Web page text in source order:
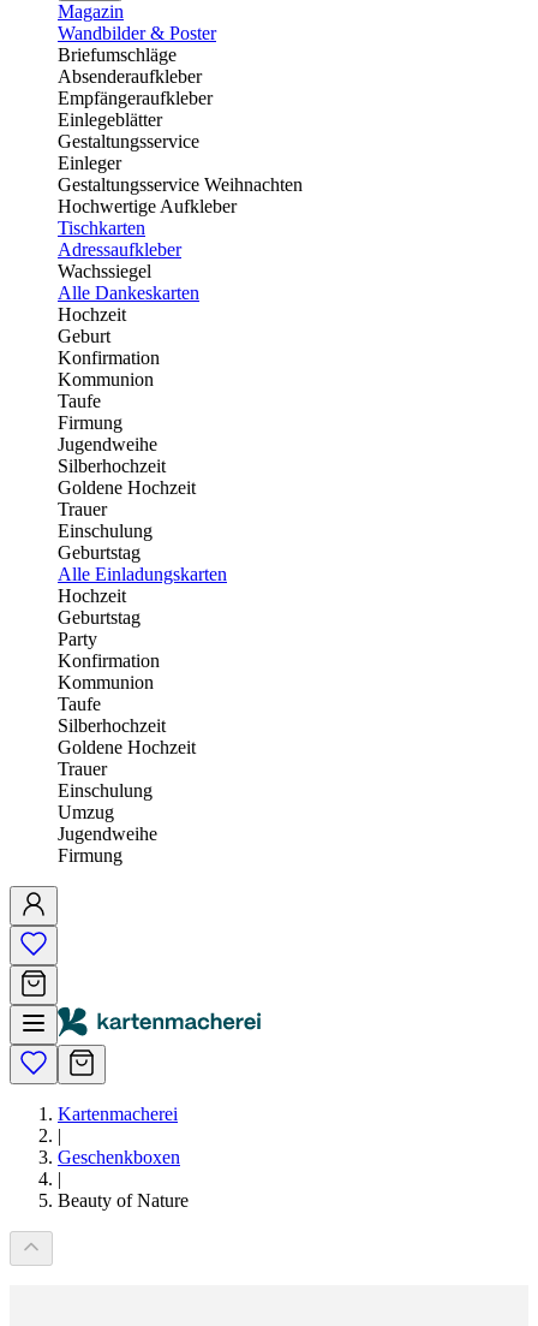
Magazin
Wandbilder & Poster
Briefumschläge
Absenderaufkleber
Empfängeraufkleber
Einlegeblätter
Gestaltungsservice
Einleger
Gestaltungsservice Weihnachten
Hochwertige Aufkleber
Tischkarten
Adressaufkleber
Wachssiegel
Alle Dankeskarten
Hochzeit
Geburt
Konfirmation
Kommunion
Taufe
Firmung
Jugendweihe
Silberhochzeit
Goldene Hochzeit
Trauer
Einschulung
Geburtstag
Alle Einladungskarten
Hochzeit
Geburtstag
Party
Konfirmation
Kommunion
Taufe
Silberhochzeit
Goldene Hochzeit
Trauer
Einschulung
Umzug
Jugendweihe
Firmung
Kartenmacherei
|
Geschenkboxen
|
Beauty of Nature